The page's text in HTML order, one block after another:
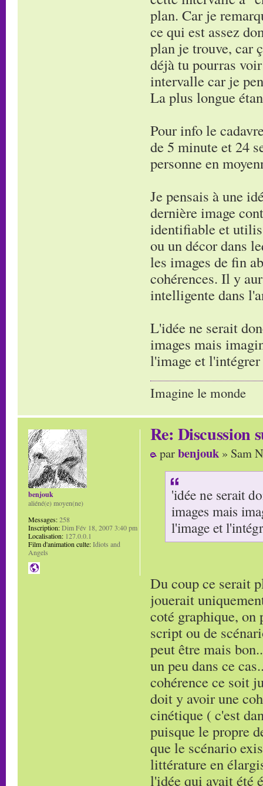
plan. Car je
ce qui est assez
plan je trouve, car
déjà tu pourras
intervalle car je
La plus longue
Pour info le
de 5 minute et 24
personne en
Je pensais à une
dernière image
identifiable et
ou un décor dans
les images de fin
cohérences. Il y
intelligente dans
L'idée ne serait
images mais
l'image et
Imagine le monde
Re: Discussion
parbenjouk » Sam
'idée ne serait
images mais
l'image et
Du coup ce serait
jouerait
coté graphique, on
script ou de
peut être mais
un peu dans ce
cohérence ce soit
doit y avoir une
cinétique ( c'est
puisque le propre
que le scénario
littérature en
l'idée qui avait été
benjouk
aliéné(e) moyen(ne)
Messages:258
Inscription:Dim Fév 18, 2007 3:40 pm
Localisation: 127.0.0.1
Film d'animation culte:Idiots and
Angels